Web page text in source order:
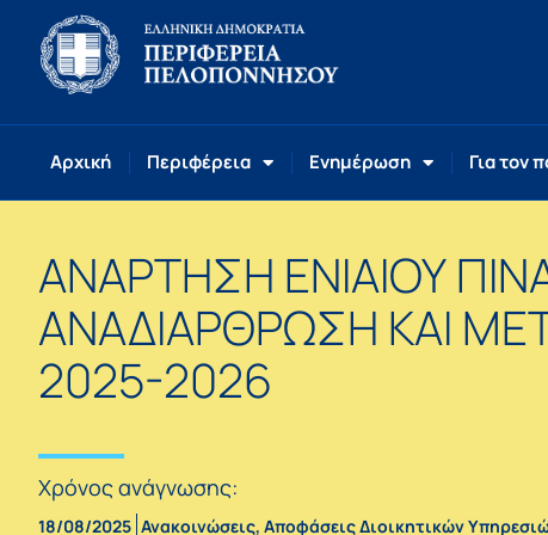
Αρχική Περιφέρεια Ενημέρωση Για τον
ΑΝΑΡΤΗΣΗ ΕΝΙΑΙΟΥ
ΑΝΑΔΙΑΡΘΡΩΣΗ ΚΑΙ
2025-2026
Χρόνος ανάγνωσης:
18/08/2025 Ανακοινώσεις, Αποφάσεις Διοικητικών